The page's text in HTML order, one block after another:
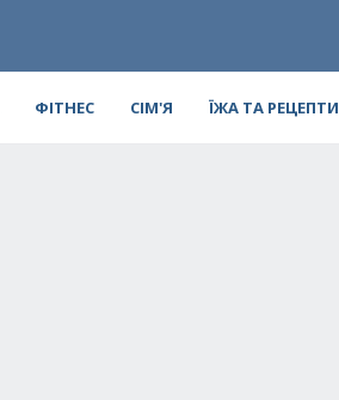
ФІТНЕС СІМ'Я ЇЖА ТА РЕЦЕПТИ